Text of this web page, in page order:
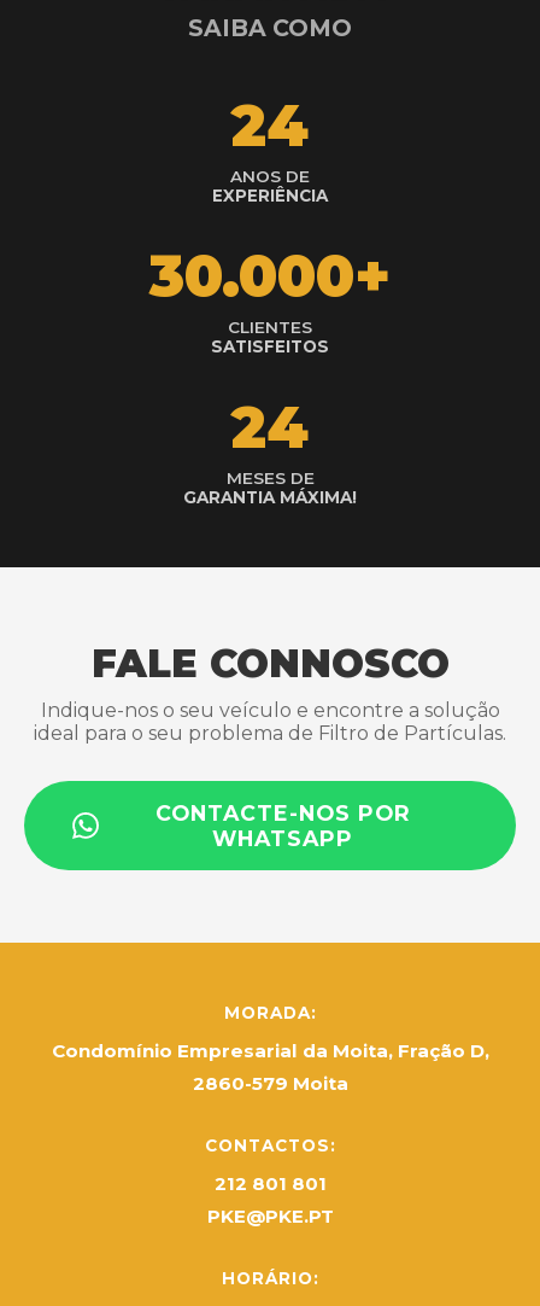
SAIBA COMO
24
ANOS DE
EXPERIÊNCIA
30.000+
CLIENTES
SATISFEITOS
24
MESES DE
GARANTIA MÁXIMA!
FALE CONNOSCO
Indique-nos o seu veículo e encontre a solução
ideal para o seu problema de Filtro de Partículas.
CONTACTE-NOS POR
WHATSAPP
MORADA:
Condomínio Empresarial da Moita, Fração D,
2860-579 Moita
CONTACTOS:
212 801 801
PKE@PKE.PT
HORÁRIO: